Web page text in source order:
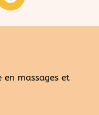
en massages et